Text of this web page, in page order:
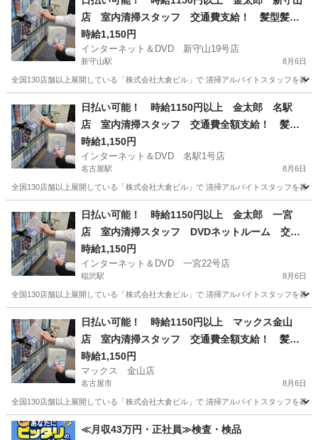
店 室内清掃スタッフ 交通費支給！ 髪型髪色
自由！ 週2～OK！1日4ｈ～ＯＫ！
時給1,150円
インターネット＆DVD 新守山19号店
新守山駅 8月6日
全国130店舗以上展開している「株式会社大倉ビル」で 清掃アルバイトスタッフを募
新守山駅 清掃 スタッフ
日払い可能！ 時給1150円以上 金太郎 名駅
店 室内清掃スタッフ 交通費全額支給！ 髪型
髪色自由！ 週2～OK！1日4ｈ～ＯＫ！
時給1,150円
インターネット＆DVD 名駅1号店
名古屋駅 8月6日
全国130店舗以上展開している「株式会社大倉ビル」で 清掃アルバイトスタッフを募
名古屋駅 清掃 スタッフ
日払い可能！ 時給1150円以上 金太郎 一宮
店 室内清掃スタッフ DVDネットルーム 交通
費支給！ 髪型髪色自由！ 週2～OK！1日4ｈ～
ＯＫ！
時給1,150円
インターネット＆DVD 一宮22号店
稲沢駅 8月6日
全国130店舗以上展開している「株式会社大倉ビル」で 清掃アルバイトスタッフを募
稲沢駅 清掃 スタッフ
日払い可能！ 時給1150円以上 マックス金山
店 室内清掃スタッフ 交通費全額支給！ 髪型
髪色自由！ 週2～OK！1日4ｈ～ＯＫ！
時給1,150円
マックス 金山店
名古屋市 8月6日
全国130店舗以上展開している「株式会社大倉ビル」で 清掃アルバイトスタッフを募
愛知 名古屋市 清掃 スタッフ
≪月収43万円・正社員≫検査・検品